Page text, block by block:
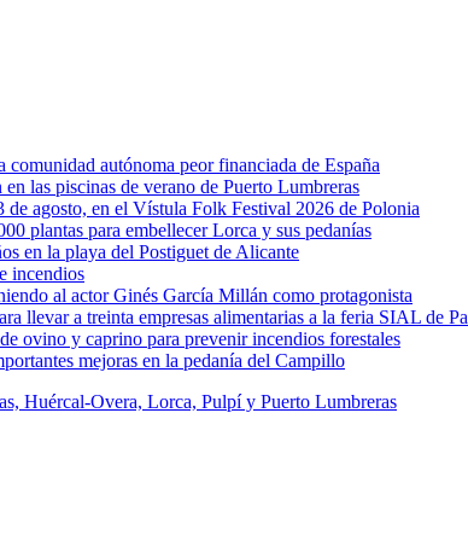
autónoma peor financiada de España
las piscinas de verano de Puerto Lumbreras
de agosto, en el Vístula Folk Festival 2026 de Polonia
plantas para embellecer Lorca y sus pedanías
en la playa del Postiguet de Alicante
incendios
al actor Ginés García Millán como protagonista
llevar a treinta empresas alimentarias a la feria SIAL de
ovino y caprino para prevenir incendios forestales
mejoras en la pedanía del Campillo
Huércal-Overa, Lorca, Pulpí y Puerto Lumbreras